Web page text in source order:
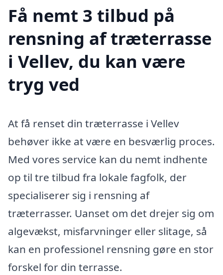
Få nemt 3 tilbud på
rensning af træterrasse
i Vellev, du kan være
tryg ved
At få renset din træterrasse i Vellev
behøver ikke at være en besværlig proces.
Med vores service kan du nemt indhente
op til tre tilbud fra lokale fagfolk, der
specialiserer sig i rensning af
træterrasser. Uanset om det drejer sig om
algevækst, misfarvninger eller slitage, så
kan en professionel rensning gøre en stor
forskel for din terrasse.